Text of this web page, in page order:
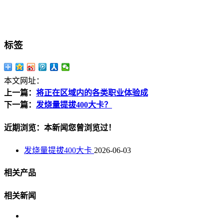
标签
本文网址：
上一篇： 将正在区域内的各类职业体验成
下一篇： 发烧量提拔400大卡？
近期浏览：本新闻您曾浏览过！
发烧量提拔400大卡 2026-06-03
相关产品
相关新闻